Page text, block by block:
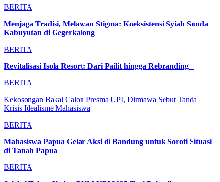
BERITA
Menjaga Tradisi, Melawan Stigma: Koeksistensi Syiah Sunda
Kabuyutan di Gegerkalong
BERITA
Revitalisasi Isola Resort: Dari Pailit hingga Rebranding
BERITA
Kekosongan Bakal Calon Presma UPI, Dirmawa Sebut Tanda
Krisis Idealisme Mahasiswa
BERITA
Mahasiswa Papua Gelar Aksi di Bandung untuk Soroti Situasi
di Tanah Papua
BERITA